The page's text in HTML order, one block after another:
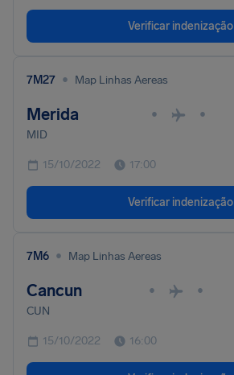
Verificar indenização
7M27 • Map Linhas Aereas
Merida • •
MID
15/10/2022 17:00
Verificar indenização
7M6 • Map Linhas Aereas
Cancun • •
CUN
15/10/2022 16:00